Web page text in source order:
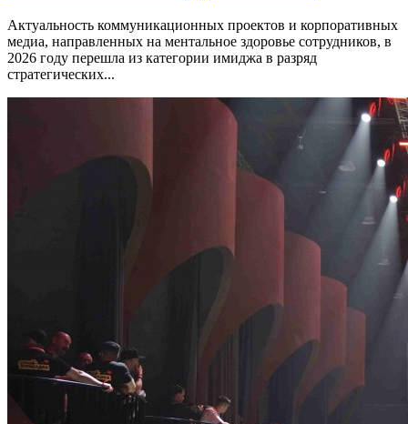
Актуальность коммуникационных проектов и корпоративных
медиа, направленных на ментальное здоровье сотрудников, в
2026 году перешла из категории имиджа в разряд
стратегических...